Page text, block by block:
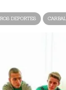
DEPORTES